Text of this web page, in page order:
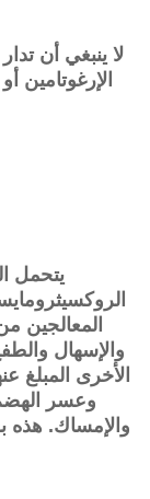
لا ينبغي أن
الإرغوتامين
يتحمل
المعالجين
والإسهال
الأخرى المبلغ
وعسر الهضم
والإمساك.